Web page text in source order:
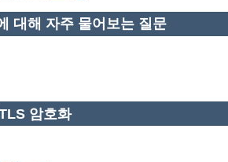
대해 자주 물어보는 질문
암호화